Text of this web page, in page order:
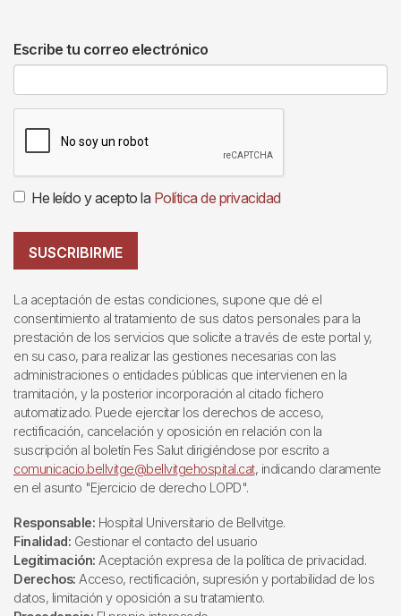
Escribe tu correo electrónico
He leído y acepto la Política de privacidad
SUSCRIBIRME
La aceptación de estas condiciones, supone que dé el
consentimiento al tratamiento de sus datos personales para la
prestación de los servicios que solicite a través de este portal y,
en su caso, para realizar las gestiones necesarias con las
administraciones o entidades públicas que intervienen en la
tramitación, y la posterior incorporación al citado fichero
automatizado. Puede ejercitar los derechos de acceso,
rectificación, cancelación y oposición en relación con la
suscripción al boletín Fes Salut dirigiéndose por escrito a
comunicacio.bellvitge@bellvitgehospital.cat, indicando claramente
en el asunto "Ejercicio de derecho LOPD".
Responsable: Hospital Universitario de Bellvitge.
Finalidad: Gestionar el contacto del usuario
Legitimación: Aceptación expresa de la política de privacidad.
Derechos: Acceso, rectificación, supresión y portabilidad de los
datos, limitación y oposición a su tratamiento.